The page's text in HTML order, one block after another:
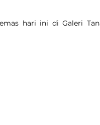
hari ini di Galeri